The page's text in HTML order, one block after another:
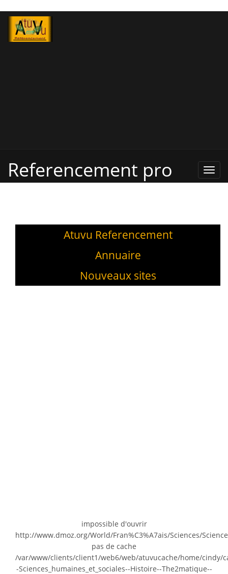
Pro,
Referencement pro
Atuvu Referencement
Annuaire
Nouveaux sites
impossible d'ouvrir
http://www.dmoz.org/World/Fran%C3%A7ais/Sciences/
pas de cache
/var/www/clients/client1/web6/web/atuvucache/home/cindy/
-Sciences_humaines_et_sociales--Histoire--The2matique--